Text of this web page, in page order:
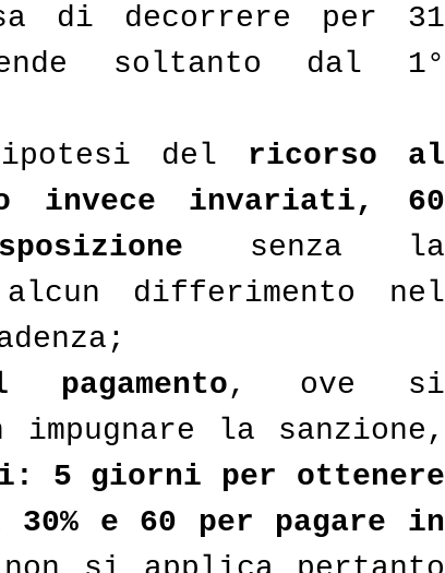
di decorrere per 31
soltanto dal 1°
del ricorso al
invece invariati, 60
senza la
differimento nel
, ove si
impugnare la sanzione,
5 giorni per ottenere
e 60 per pagare in